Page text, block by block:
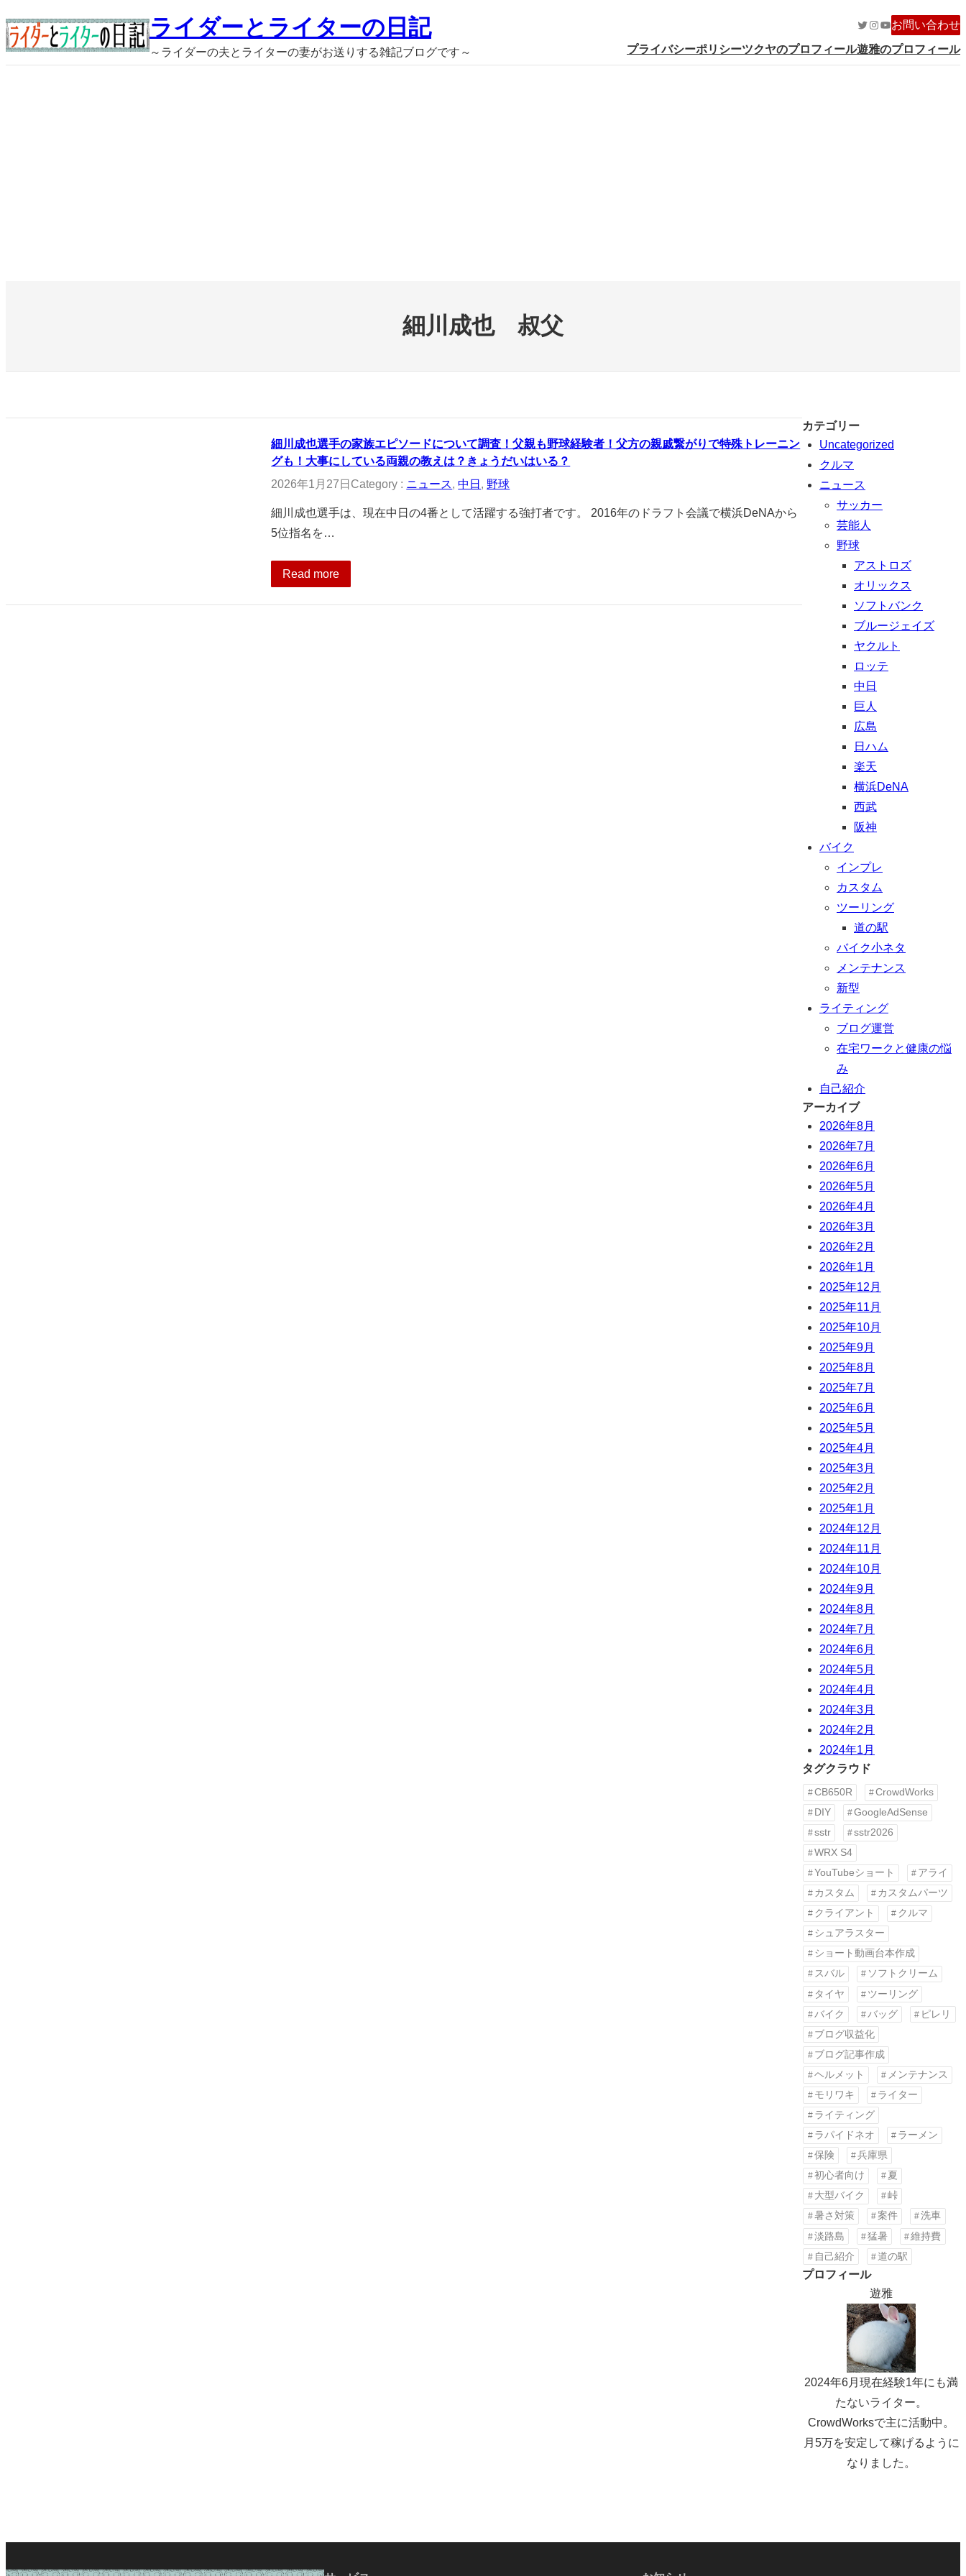
容
を
ライダーとライターの日記
～ライダーの夫とライターの妻がお送りする雑記ブログです～
Twitter
Instagram
YouTube
お問い合わせ
プライバシーポリシーツクヤのプロフィール遊雅のプロフィール
細川成也 叔父
細川成也選手の家族エピソードについて調査！父親も野球経験者！父方の親戚繋がりで特殊トレーニン
グも！大事にしている両親の教えは？きょうだいはいる？
2026年1月27日 Category : ニュース, 中日 , 野球
細川成也選手は、現在中日の4番として活躍する強打者です。 2016年のドラフト会議で横浜DeNAから
5位指名を…
Read more
カテゴリー
Uncategorized
クルマ
ニュース
サッカー
芸能人
野球
アストロズ
オリックス
ソフトバンク
ブルージェイズ
ヤクルト
ロッテ
中日
巨人
広島
日ハム
楽天
横浜DeNA
西武
阪神
バイク
インプレ
カスタム
ツーリング
道の駅
バイク小ネタ
メンテナンス
新型
ライティング
ブログ運営
在宅ワークと健康の悩
み
自己紹介
アーカイブ
2026年8月
2026年7月
2026年6月
2026年5月
2026年4月
2026年3月
2026年2月
2026年1月
2025年12月
2025年11月
2025年10月
2025年9月
2025年8月
2025年7月
2025年6月
2025年5月
2025年4月
2025年3月
2025年2月
2025年1月
2024年12月
2024年11月
2024年10月
2024年9月
2024年8月
2024年7月
2024年6月
2024年5月
2024年4月
2024年3月
2024年2月
2024年1月
タグクラウド
CB650R
CrowdWorks
DIY
GoogleAdSense
sstr
sstr2026
WRX S4
YouTubeショート
アライ
カスタム
カスタムパーツ
クライアント
クルマ
シュアラスター
ショート動画台本作成
スバル
ソフトクリーム
タイヤ
ツーリング
バイク
バッグ
ピレリ
ブログ収益化
ブログ記事作成
ヘルメット
メンテナンス
モリワキ
ライター
ライティング
ラパイドネオ
ラーメン
保険
兵庫県
初心者向け
夏
大型バイク
峠
暑さ対策
案件
洗車
淡路島
猛暑
維持費
自己紹介
道の駅
プロフィール
遊雅
2024年6月現在経験1年にも満
たないライター。
CrowdWorksで主に活動中。
月5万を安定して稼げるように
なりました。